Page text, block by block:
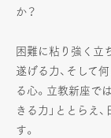
か？
困難に粘り強く立
遂げる力、そして
る心。立教新座で
きる力」ととらえ
す。